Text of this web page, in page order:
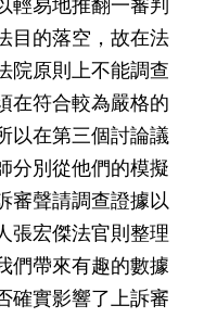
輕易地推翻一審判
目的落空，故在法
院原則上不能調查
在符合較為嚴格的
以在第三個討論議
分別從他們的模擬
審聲請調查證據以
張宏傑法官則整理
們帶來有趣的數據
確實影響了上訴審